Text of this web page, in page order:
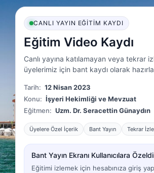
CANLI YAYIN EĞITIM KAYDI
Eğitim Video Kaydı
Canlı yayına katılamayan veya tekrar
üyelerimiz için bant kaydı olarak
Tarih: 12 Nisan 2023
Konu: İşyeri Hekimliği ve Mevzuat
Eğitmen: Uzm. Dr. Seracettin Günaydın
Üyelere Özel İçerik Bant Yayın Tekrar
Bant Yayın Ekranı Kullanıcılara
Eğitimi izlemek için hesabınıza giriş